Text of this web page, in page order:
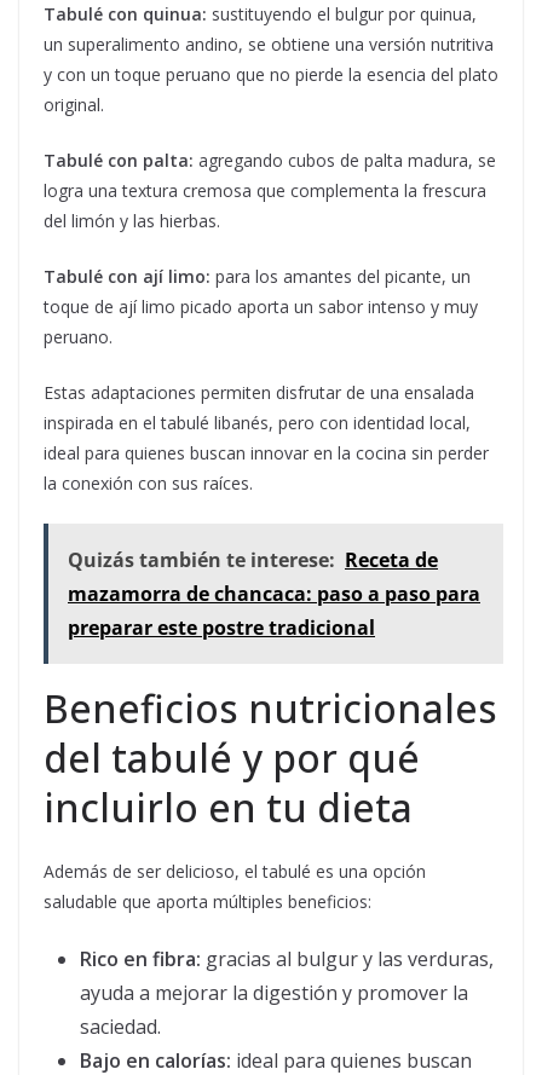
Tabulé con quinua: sustituyendo el bulgur por quinua,
un superalimento andino, se obtiene una versión nutritiva
y con un toque peruano que no pierde la esencia del plato
original.
Tabulé con palta: agregando cubos de palta madura, se
logra una textura cremosa que complementa la frescura
del limón y las hierbas.
Tabulé con ají limo: para los amantes del picante, un
toque de ají limo picado aporta un sabor intenso y muy
peruano.
Estas adaptaciones permiten disfrutar de una ensalada
inspirada en el tabulé libanés, pero con identidad local,
ideal para quienes buscan innovar en la cocina sin perder
la conexión con sus raíces.
Quizás también te interese: Receta de
mazamorra de chancaca: paso a paso para
preparar este postre tradicional
Beneficios nutricionales
del tabulé y por qué
incluirlo en tu dieta
Además de ser delicioso, el tabulé es una opción
saludable que aporta múltiples beneficios:
Rico en fibra: gracias al bulgur y las verduras,
ayuda a mejorar la digestión y promover la
saciedad.
Bajo en calorías: ideal para quienes buscan